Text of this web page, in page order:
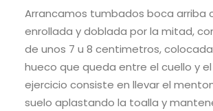
Arrancamos tumbados boca arriba
enrollada y doblada por la mitad,
de unos 7 u 8 centimetros,
hueco que queda entre el cuello y el
ejercicio consiste en llevar el
suelo aplastando la toalla y